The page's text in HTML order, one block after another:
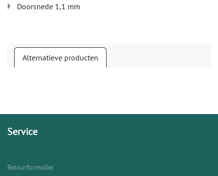
Doorsnede 1,1 mm
Alternatieve producten
Service
Retourformulier